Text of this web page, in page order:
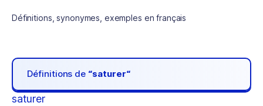
Définitions, synonymes, exemples en français
Définitions de “saturer“
saturer